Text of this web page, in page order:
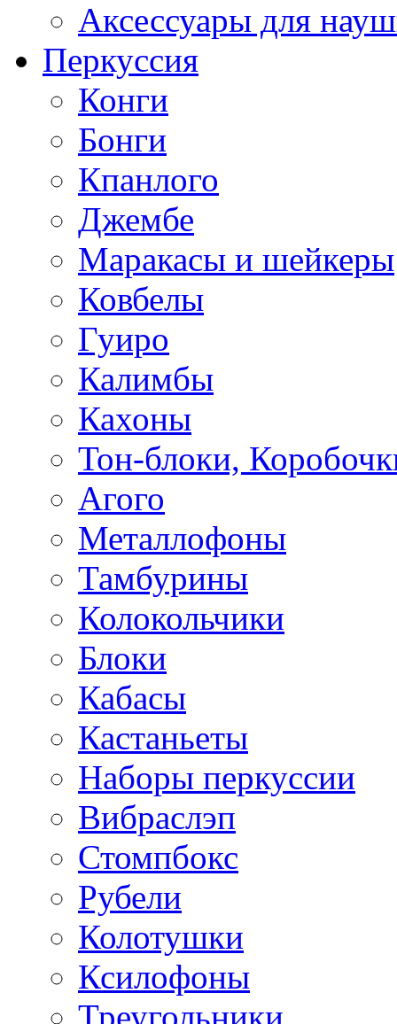
Аксессуары для
Перкуссия
Конги
Бонги
Кпанлого
Джембе
Маракасы и шейкеры
Ковбелы
Гуиро
Калимбы
Кахоны
Тон-блоки,
Агого
Металлофоны
Тамбурины
Колокольчики
Блоки
Кабасы
Кастаньеты
Наборы перкуссии
Вибраслэп
Стомпбокс
Рубели
Колотушки
Ксилофоны